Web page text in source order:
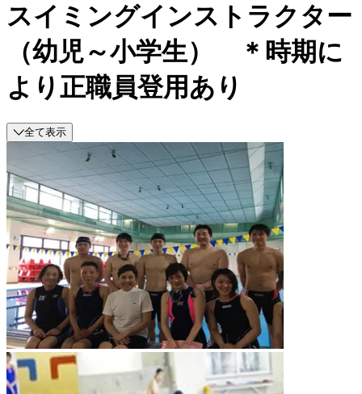
スイミングインストラクター
（幼児～小学生） ＊時期に
より正職員登用あり
全て表示